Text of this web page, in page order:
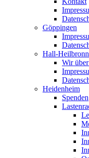
Göppingen
Hall-
Wir
Heidenheim
Spenden